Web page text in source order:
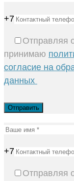
+7
Отправляя
принимаю
согласие на
данных
+7
Отправляя